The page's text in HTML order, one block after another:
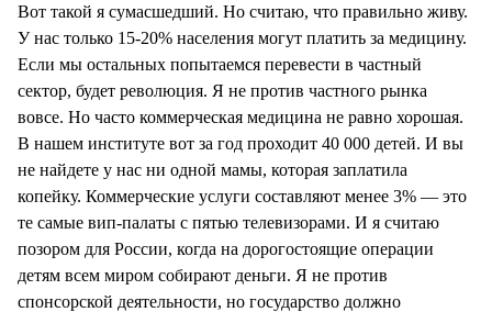
Вот такой я сумасшедший. Но считаю, что правильно живу.
У нас только 15-20% населения могут платить за медицину.
Если мы остальных попытаемся перевести в частный
сектор, будет революция. Я не против частного рынка
вовсе. Но часто коммерческая медицина не равно хорошая.
В нашем институте вот за год проходит 40 000 детей. И вы
не найдете у нас ни одной мамы, которая заплатила
копейку. Коммерческие услуги составляют менее 3% — это
те самые вип-палаты с пятью телевизорами. И я считаю
позором для России, когда на дорогостоящие операции
детям всем миром собирают деньги. Я не против
спонсорской деятельности, но государство должно